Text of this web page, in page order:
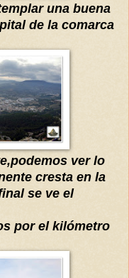
una buena
de la comarca
ver lo
ente cresta en la
se ve el
por el kilómetro